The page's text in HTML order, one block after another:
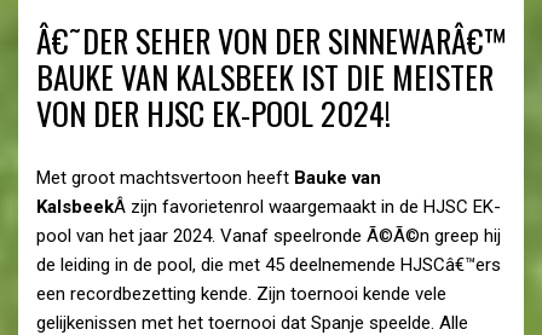
Â€˜DER SEHER VON DER SINNEWARÂ€™
BAUKE VAN KALSBEEK IST DIE MEISTER
VON DER HJSC EK-POOL 2024!
Met groot machtsvertoon heeft Bauke van
KalsbeekÂ zijn favorietenrol waargemaakt in de HJSC EK-
pool van het jaar 2024. Vanaf speelronde Ã©Ã©n greep hij
de leiding in de pool, die met 45 deelnemende HJSCâ€™ers
een recordbezetting kende. Zijn toernooi kende vele
gelijkenissen met het toernooi dat Spanje speelde. Alle